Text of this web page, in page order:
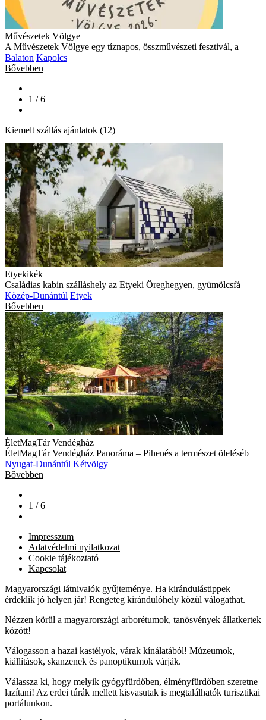
Művészetek Völgye
A Művészetek Völgye egy tíznapos, összművészeti fesztivál, a
Balaton Kapolcs
Bővebben
1 / 6
Kiemelt szállás ajánlatok (12)
Etyekikék
Családias kabin szálláshely az Etyeki Öreghegyen, gyümölcsfá
Közép-Dunántúl Etyek
Bővebben
ÉletMagTár Vendégház
ÉletMagTár Vendégház Panoráma – Pihenés a természet öleléséb
Nyugat-Dunántúl Kétvölgy
Bővebben
1 / 6
Impresszum
Adatvédelmi nyilatkozat
Cookie tájékoztató
Kapcsolat
Magyarországi látnivalók gyűjteménye. Ha kirándulástippek
érdeklik jó helyen jár! Rengeteg kirándulóhely közül válogathat.
Nézzen körül a magyarországi arborétumok, tanösvények állatkertek
között!
Válogasson a hazai kastélyok, várak kínálatából! Múzeumok,
kiállítások, skanzenek és panoptikumok várják.
Válassza ki, hogy melyik gyógyfürdőben, élményfürdőben szeretne
lazítani! Az erdei túrák mellett kisvasutak is megtalálhatók turisztikai
portálunkon.